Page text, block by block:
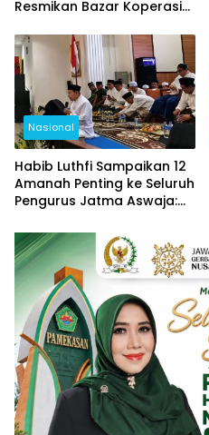
Resmikan Bazar Koperasi
Jadi Pusat Hari Koperasi
Jatim 2026
Nasional
Habib Luthfi Sampaikan 12
Amanah Penting ke Seluruh
Pengurus Jatma Aswaja:
Persatuan, Jangan
Terjebak Fitnah